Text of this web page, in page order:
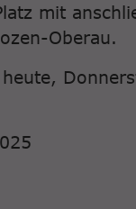
mit
Oberau.